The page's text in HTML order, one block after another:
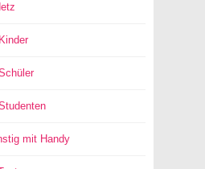
mit Handy